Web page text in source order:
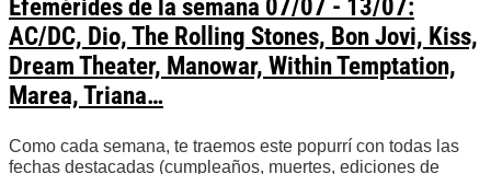
Efemérides de la semana 07/07 - 13/07:
AC/DC, Dio, The Rolling Stones, Bon Jovi, Kiss,
Dream Theater, Manowar, Within Temptation,
Marea, Triana…
Como cada semana, te traemos este popurrí con todas las
fechas destacadas (cumpleaños, muertes, ediciones de